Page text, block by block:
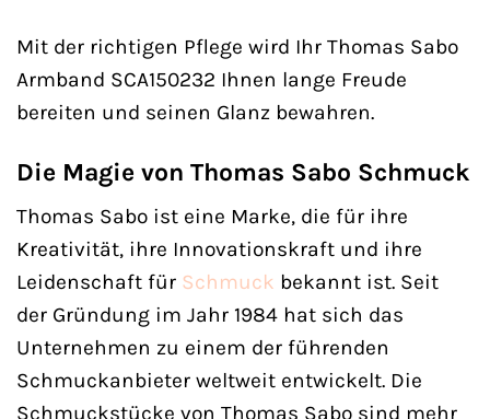
Mit der richtigen Pflege wird Ihr Thomas Sabo
Armband SCA150232 Ihnen lange Freude
bereiten und seinen Glanz bewahren.
Die Magie von Thomas Sabo Schmuck
Thomas Sabo ist eine Marke, die für ihre
Kreativität, ihre Innovationskraft und ihre
Leidenschaft für Schmuck bekannt ist. Seit
der Gründung im Jahr 1984 hat sich das
Unternehmen zu einem der führenden
Schmuckanbieter weltweit entwickelt. Die
Schmuckstücke von Thomas Sabo sind mehr